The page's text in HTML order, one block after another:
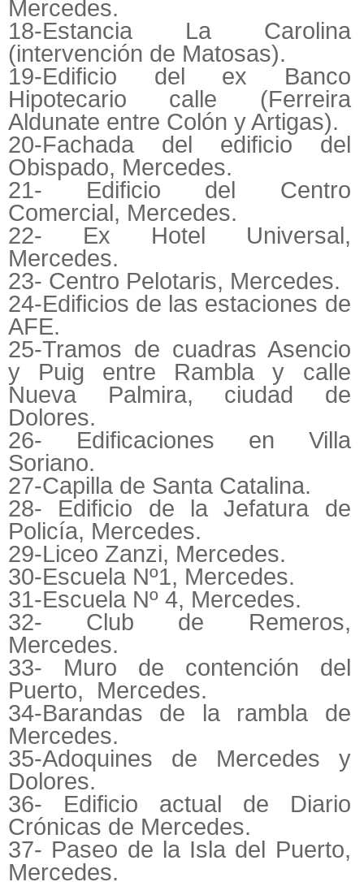
Mercedes.
18-Estancia La Carolina
(intervención de Matosas).
19-Edificio del ex Banco
Hipotecario calle (Ferreira
Aldunate entre Colón y Artigas).
20-Fachada del edificio del
Obispado, Mercedes.
21- Edificio del Centro
Comercial, Mercedes.
22- Ex Hotel Universal,
Mercedes.
23- Centro Pelotaris, Mercedes.
24-Edificios de las estaciones de
AFE.
25-Tramos de cuadras Asencio
y Puig entre Rambla y calle
Nueva Palmira, ciudad de
Dolores.
26- Edificaciones en Villa
Soriano.
27-Capilla de Santa Catalina.
28- Edificio de la Jefatura de
Policía, Mercedes.
29-Liceo Zanzi, Mercedes.
30-Escuela Nº1, Mercedes.
31-Escuela Nº 4, Mercedes.
32- Club de Remeros,
Mercedes.
33- Muro de contención del
Puerto, Mercedes.
34-Barandas de la rambla de
Mercedes.
35-Adoquines de Mercedes y
Dolores.
36- Edificio actual de Diario
Crónicas de Mercedes.
37- Paseo de la Isla del Puerto,
Mercedes.